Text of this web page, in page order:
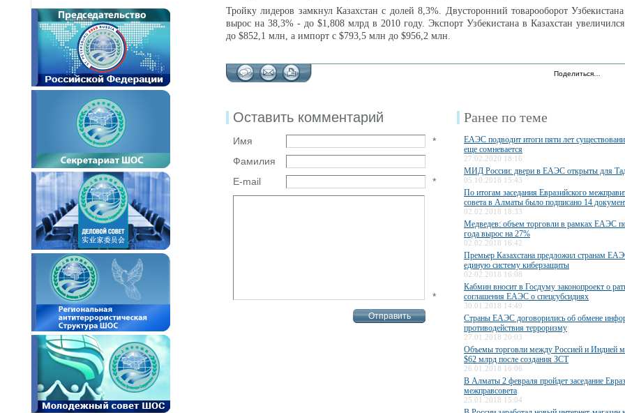
Тройку лидеров замкнул Казахстан с долей 8,3%. Двусторонний товарооборот
вырос на 38,3% - до $1,808 млрд в 2010 году. Экспорт Узбекистана в Казахстан
до $852,1 млн, а импорт с $793,5 млн до $956,2 млн.
Поделиться…
Оставить комментарий
Имя
*
Фамилия
E-mail
*
*
Ранее по теме
ЕАЭС подводит итоги пяти лет
еще сомневается
27.02.2020 18:16
МИД России: двери в ЕАЭС открыты для
05.10.2018 15:43
По итогам заседания Евразийского
совета в Алматы было подписано 14
02.02.2018 18:33
Медведев: объем торговли в рамках ЕАЭС
года вырос на 27%
02.02.2018 16:42
Премьер Казахстана предложил странам
единую систему киберзащиты
02.02.2018 16:08
Кабмин вносит в Госдуму законопроект о
соглашения ЕАЭС о спецсубсидиях
30.01.2018 14:49
Страны ЕАЭС договорились об обмене
противодействия терроризму
27.01.2018 20:03
Объемы торговли между Россией и Индией
$62 млрд после создания ЗСТ
26.01.2018 16:06
В Алматы 2 февраля пройдет заседание
межправсовета
25.01.2018 15:04